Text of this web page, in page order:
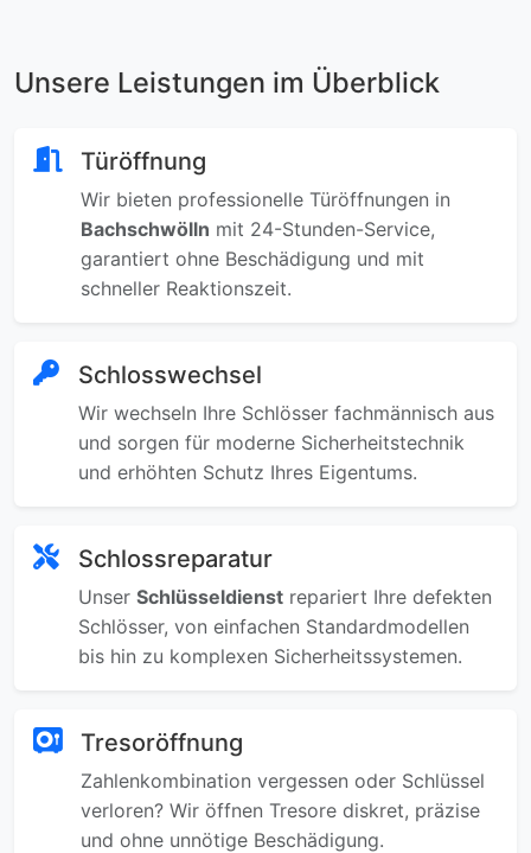
Unsere Leistungen im Überblick
Türöffnung
Wir bieten professionelle Türöffnungen in
Bachschwölln mit 24-Stunden-Service,
garantiert ohne Beschädigung und mit
schneller Reaktionszeit.
Schlosswechsel
Wir wechseln Ihre Schlösser fachmännisch aus
und sorgen für moderne Sicherheitstechnik
und erhöhten Schutz Ihres Eigentums.
Schlossreparatur
Unser Schlüsseldienst repariert Ihre defekten
Schlösser, von einfachen Standardmodellen
bis hin zu komplexen Sicherheitssystemen.
Tresoröffnung
Zahlenkombination vergessen oder Schlüssel
verloren? Wir öffnen Tresore diskret, präzise
und ohne unnötige Beschädigung.